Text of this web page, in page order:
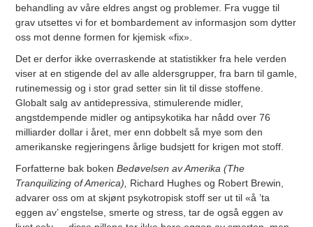
behandling av våre eldres angst og problemer. Fra vugge til
grav utsettes vi for et bombardement av informasjon som dytter
oss mot denne formen for kjemisk «fix».
Det er derfor ikke overraskende at statistikker fra hele verden
viser at en stigende del av alle aldersgrupper, fra barn til gamle,
rutinemessig og i stor grad setter sin lit til disse stoffene.
Globalt salg av antidepressiva, stimulerende midler,
angstdempende midler og antipsykotika har nådd over 76
milliarder dollar i året, mer enn dobbelt så mye som den
amerikanske regjeringens årlige budsjett for krigen mot stoff.
Forfatterne bak bokenBedøvelsen av Amerika (The
Tranquilizing of America), Richard Hughes og Robert Brewin,
advarer oss om at skjønt psykotropisk stoff ser ut til «å ’ta
eggen av’ engstelse, smerte og stress, tar de også eggen av